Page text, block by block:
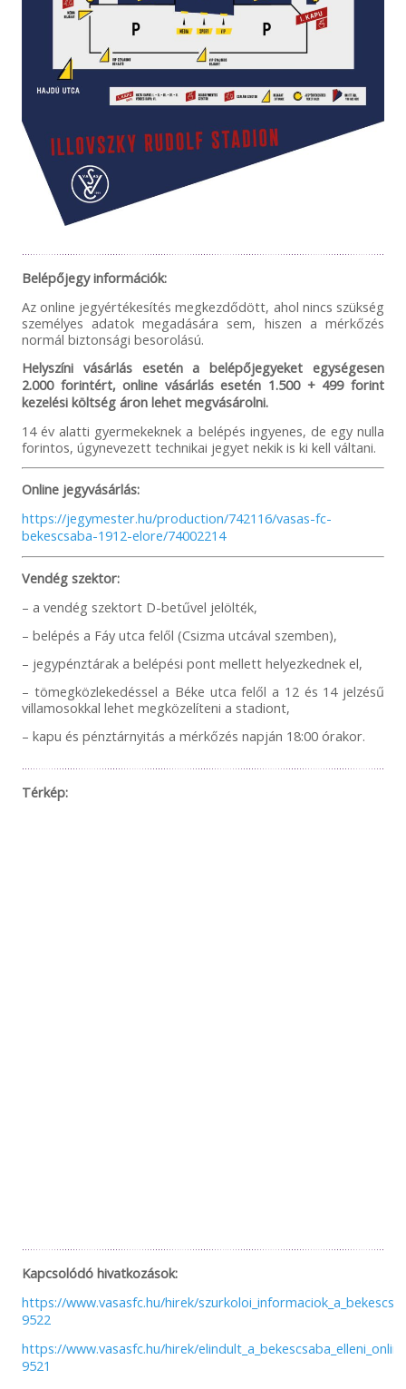
Belépőjegy információk:
Az online jegyértékesítés megkezdődött, ahol nincs szükség
személyes adatok megadására sem, hiszen a mérkőzés
normál biztonsági besorolású.
Helyszíni vásárlás esetén a belépőjegyeket egységesen
2.000 forintért, online vásárlás esetén 1.500 + 499 forint
kezelési költség áron lehet megvásárolni.
14 év alatti gyermekeknek a belépés ingyenes, de egy nulla
forintos, úgynevezett technikai jegyet nekik is ki kell váltani.
Online jegyvásárlás:
https://jegymester.hu/production/742116/vasas-fc-
bekescsaba-1912-elore/74002214
Vendég szektor:
– a vendég szektort D-betűvel jelölték,
– belépés a Fáy utca felől (Csizma utcával szemben),
– jegypénztárak a belépési pont mellett helyezkednek el,
– tömegközlekedéssel a Béke utca felől a 12 és 14 jelzésű
villamosokkal lehet megközelíteni a stadiont,
– kapu és pénztárnyitás a mérkőzés napján 18:00 órakor.
Térkép:
Kapcsolódó hivatkozások:
https://www.vasasfc.hu/hirek/
9522
https://www.vasasfc.hu/hirek/
9521